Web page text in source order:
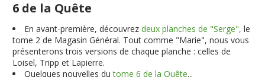
6 de la Quête
En avant-première, découvrezdeux planches de "Serge", le
tome 2 de Magasin Général. Tout comme "Marie", nous vous
présenterons trois versions de chaque planche : celles de
Loisel, Tripp et Lapierre.
Quelques nouvelles dutome 6 de la Quête...